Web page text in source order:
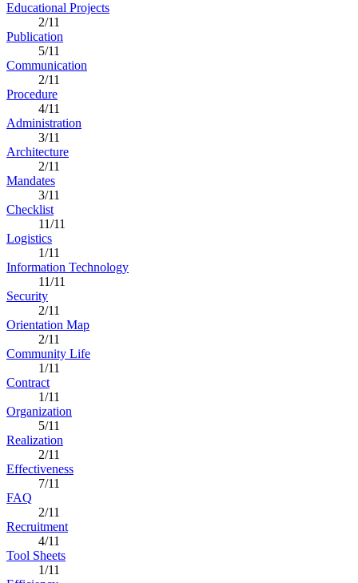
Educational Projects
2/11
Publication
5/11
Communication
2/11
Procedure
4/11
Administration
3/11
Architecture
2/11
Mandates
3/11
Checklist
11/11
Logistics
1/11
Information Technology
11/11
Security
2/11
Orientation Map
2/11
Community Life
1/11
Contract
1/11
Organization
5/11
Realization
2/11
Effectiveness
7/11
FAQ
2/11
Recruitment
4/11
Tool Sheets
1/11